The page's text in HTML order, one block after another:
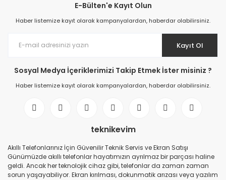
E-Bülten'e Kayıt Olun
Haber listemize kayıt olarak kampanyalardan, haberdar olabilirsiniz.
Kayıt Ol
Sosyal Medya İçeriklerimizi Takip Etmek İster misiniz ?
Haber listemize kayıt olarak kampanyalardan, haberdar olabilirsiniz.
teknikevim
Akıllı Telefonlarınız İçin Güvenilir Teknik Servis ve Ekran Satışı
Günümüzde akıllı telefonlar hayatımızın ayrılmaz bir parçası haline
geldi. Ancak her teknolojik cihaz gibi, telefonlar da zaman zaman
sorun yaşayabiliyor. Ekran kırılması, dokunmatik arızası veya yazılım